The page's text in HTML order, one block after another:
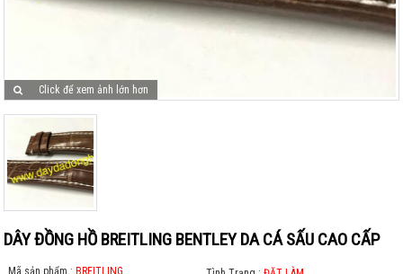
Click để xem ảnh lớn hơn
DÂY ĐỒNG HỒ BREITLING BENTLEY DA CÁ SẤU CAO CẤP
Mã sản phẩm : BREITLING